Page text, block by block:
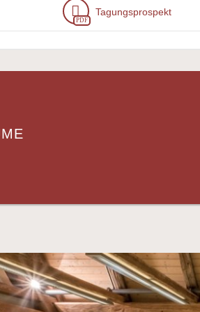
PDF
Tagungsprospekt